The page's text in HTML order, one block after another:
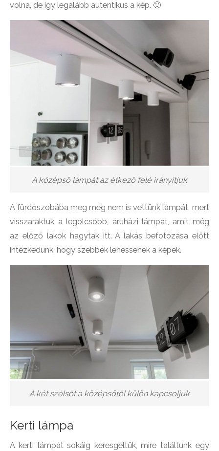
volna, de így legalább autentikus a kép. 🙂
A középső lámpát az étkező felé irányítjuk
A fürdőszobába meg még nem is vettünk lámpát, mert
visszaraktuk a legolcsóbb, áruházi lámpát, amit még
az előző lakók hagytak itt. A lakás befotózása előtt
intézkedünk, hogy szebbek lehessenek a képek.
A két szélsőt a középsőtől külön kapcsoljuk
Kerti lámpa
A kerti lámpát sokáig keresgéltük, mire találtunk egy